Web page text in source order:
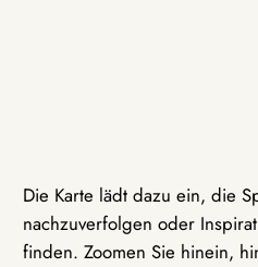
Die Karte lädt dazu ein, die
nachzuverfolgen oder
finden. Zoomen Sie hinein,